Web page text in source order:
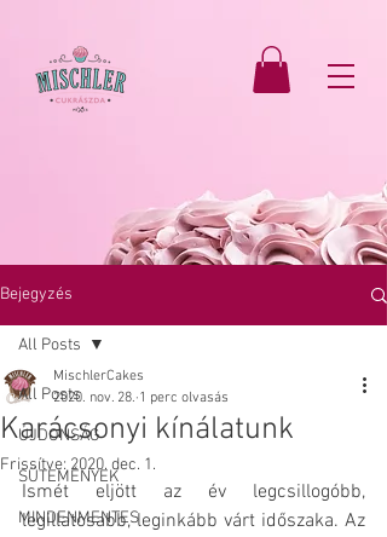
Bejegyzés
All Posts
ÚJDONSÁG
SÜTEMÉNYEK
MINDENMENTES
All Posts
Karácsonyi kínálatunk
MischlerCakes
2020. nov. 28. 1 perc olvasás
Frissítve:2020. dec. 1.
Ismét eljött az év legcsillogóbb,
legillatosabb, leginkább várt időszaka. Az